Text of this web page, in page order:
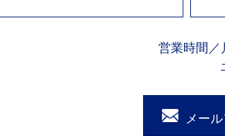
営業時間 ／
メー